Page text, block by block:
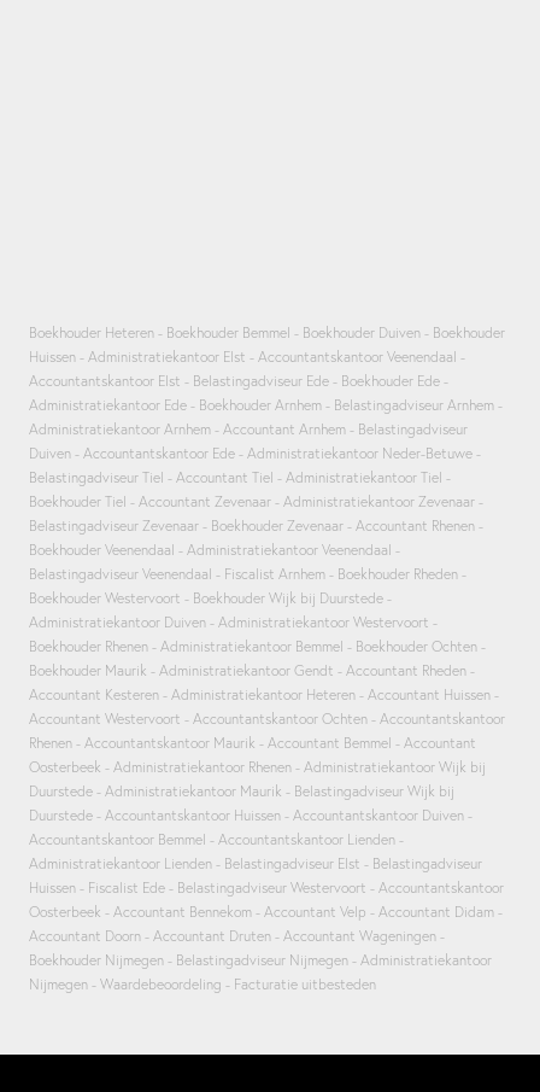
Boekhouder Heteren Boekhouder Bemmel Boekhouder Duiven
Boekhouder
Huissen
Administratiekantoor Elst
Accountantskantoor Veenendaal
Accountantskantoor Elst
Belastingadviseur Ede
Boekhouder Ede
Administratiekantoor Ede
Boekhouder Arnhem
Belastingadviseur Arnhem
Administratiekantoor Arnhem
Accountant Arnhem
Belastingadviseur
Duiven
Accountantskantoor Ede
Administratiekantoor Neder-Betuwe
Belastingadviseur Tiel
Accountant Tiel
Administratiekantoor Tiel
Boekhouder Tiel
Accountant Zevenaar
Administratiekantoor Zevenaar
Belastingadviseur Zevenaar
Boekhouder Zevenaar
Accountant Rhenen
Boekhouder Veenendaal
Administratiekantoor Veenendaal
Belastingadviseur Veenendaal
Fiscalist Arnhem
Boekhouder Rheden
Boekhouder Westervoort
Boekhouder Wijk bij Duurstede
Administratiekantoor Duiven
Administratiekantoor Westervoort
Boekhouder Rhenen
Administratiekantoor Bemmel
Boekhouder Ochten
Boekhouder Maurik
Administratiekantoor Gendt
Accountant Rheden
Accountant Kesteren
Administratiekantoor Heteren
Accountant Huissen
Accountant Westervoort
Accountantskantoor Ochten
Accountantskantoor
Rhenen
Accountantskantoor Maurik Accountant Bemmel
Accountant
Oosterbeek
Administratiekantoor Rhenen
Administratiekantoor Wijk bij
Duurstede
Administratiekantoor Maurik
Belastingadviseur Wijk bij
Duurstede
Accountantskantoor Huissen
Accountantskantoor Duiven
Accountantskantoor Bemmel
Accountantskantoor Lienden
Administratiekantoor Lienden
Belastingadviseur Elst
Belastingadviseur
Huissen
Fiscalist Ede Belastingadviseur Westervoort
Accountantskantoor
Oosterbeek
Accountant Bennekom Accountant Velp
Accountant Didam
Accountant Doorn
Accountant Druten
Accountant Wageningen
Boekhouder Nijmegen
Belastingadviseur Nijmegen
Administratiekantoor
Nijmegen
Waardebeoordeling Facturatie uitbesteden